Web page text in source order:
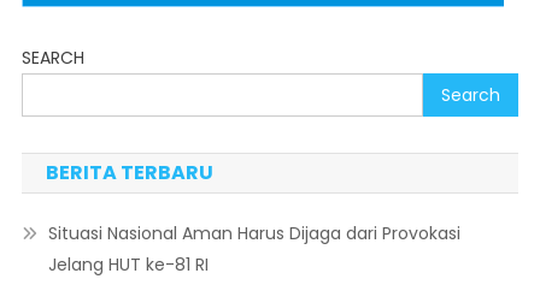
SEARCH
Search
BERITA TERBARU
Situasi Nasional Aman Harus Dijaga dari Provokasi
Jelang HUT ke-81 RI